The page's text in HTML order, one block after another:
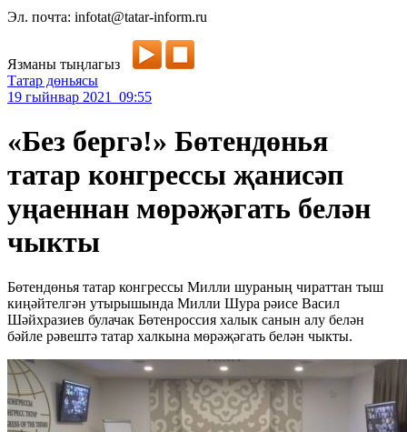
Эл. почта: infotat@tatar-inform.ru
Язманы тыңлагыз
Татар дөньясы
19 гыйнвар 2021 09:55
«Без бергә!» Бөтендөнья
татар конгрессы җанисәп
уңаеннан мөрәҗәгать белән
чыкты
Бөтендөнья татар конгрессы Милли шураның чираттан тыш
киңәйтелгән утырышында Милли Шура рәисе Васил
Шәйхразиев булачак Бөтенроссия халык санын алу белән
бәйле рәвештә татар халкына мөрәҗәгать белән чыкты.